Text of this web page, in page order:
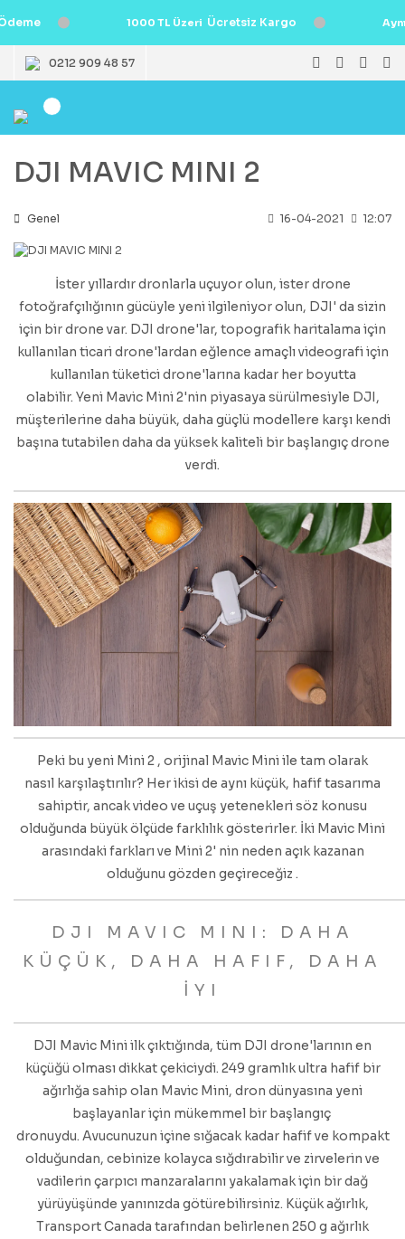
1000 TL Üzeri Ücretsiz Kargo
0212 909 48 57
DJI MAVIC MINI 2
Genel 16-04-2021 12:07
İster yıllardır dronlarla uçuyor olun, ister drone
fotoğrafçılığının gücüyle yeni ilgileniyor olun, DJI' da sizin
için bir drone var. DJI drone'lar, topografik haritalama için
kullanılan ticari drone'lardan eğlence amaçlı videografi için
kullanılan tüketici drone'larına kadar her boyutta
olabilir. Yeni Mavic Mini 2'nin piyasaya sürülmesiyle DJI,
müşterilerine daha büyük, daha güçlü modellere karşı kendi
başına tutabilen daha da yüksek kaliteli bir başlangıç ​​drone
verdi.
Peki bu yeni Mini 2 , orijinal Mavic Mini ile tam olarak
nasıl karşılaştırılır? Her ikisi de aynı küçük, hafif tasarıma
sahiptir, ancak video ve uçuş yetenekleri söz konusu
olduğunda büyük ölçüde farklılık gösterirler. İki Mavic Mini
arasındaki farkları ve Mini 2' nin neden açık kazanan
olduğunu gözden geçireceğiz .
DJI MAVIC MINI: DAHA
KÜÇÜK, DAHA HAFIF, DAHA
İYI
DJI Mavic Mini ilk çıktığında, tüm DJI drone'larının en
küçüğü olması dikkat çekiciydi. 249 gramlık ultra hafif bir
ağırlığa sahip olan Mavic Mini, dron dünyasına yeni
başlayanlar için mükemmel bir başlangıç ​​
dronuydu. Avucunuzun içine sığacak kadar hafif ve kompakt
olduğundan, cebinize kolayca sığdırabilir ve zirvelerin ve
vadilerin çarpıcı manzaralarını yakalamak için bir dağ
yürüyüşünde yanınızda götürebilirsiniz. Küçük ağırlık,
Transport Canada tarafından belirlenen 250 g ağırlık